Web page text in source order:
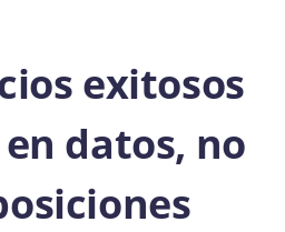
exitosos
datos, no